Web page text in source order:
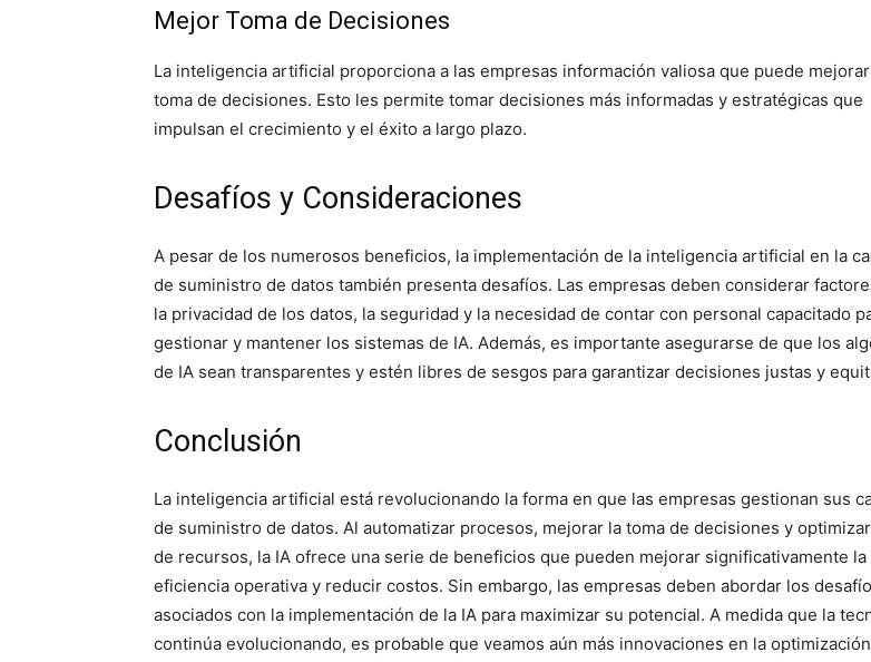
Mejor Toma de Decisiones
La inteligencia artificial proporciona a las empresas información valiosa que puede
toma de decisiones. Esto les permite tomar decisiones más informadas y estratégicas que
impulsan el crecimiento y el éxito a largo plazo.
Desafíos y Consideraciones
A pesar de los numerosos beneficios, la implementación de la inteligencia artificial en la
de suministro de datos también presenta desafíos. Las empresas deben considerar
la privacidad de los datos, la seguridad y la necesidad de contar con personal capacitado
gestionar y mantener los sistemas de IA. Además, es importante asegurarse de que los
de IA sean transparentes y estén libres de sesgos para garantizar decisiones justas y
Conclusión
La inteligencia artificial está revolucionando la forma en que las empresas gestionan sus
de suministro de datos. Al automatizar procesos, mejorar la toma de decisiones y
de recursos, la IA ofrece una serie de beneficios que pueden mejorar significativamente la
eficiencia operativa y reducir costos. Sin embargo, las empresas deben abordar los
asociados con la implementación de la IA para maximizar su potencial. A medida que la
continúa evolucionando, es probable que veamos aún más innovaciones en la